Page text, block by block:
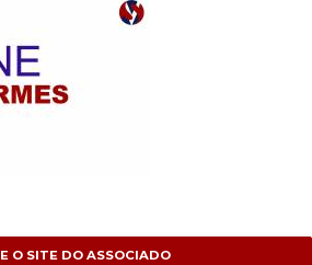
O SITE DO ASSOCIADO